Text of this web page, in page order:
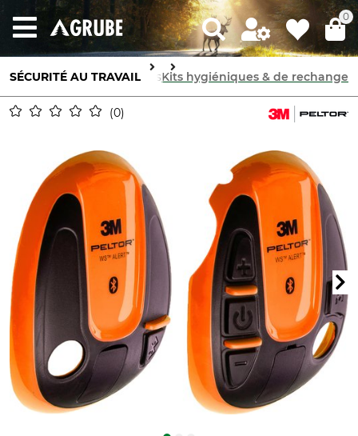
0
SÉCURITÉ AU TRAVAIL
Protections auditivesKits hygiéniques & de rechange
0